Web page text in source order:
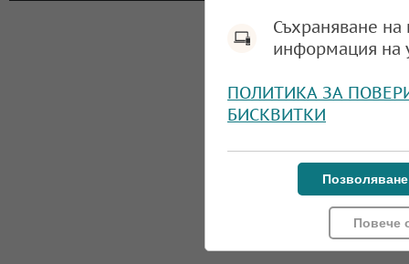
Съхраняване
информация на
ПОЛИТИКА ЗА
БИСКВИТКИ
Повече